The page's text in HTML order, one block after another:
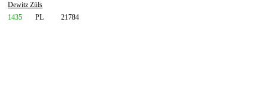
Dewitz Züls
1435
PL 21784